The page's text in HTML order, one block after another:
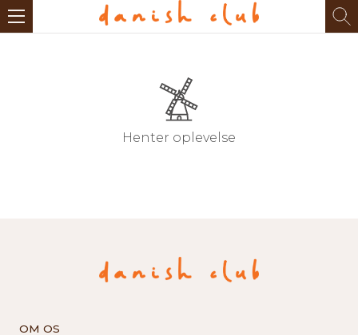
Henter oplevelse
OM OS